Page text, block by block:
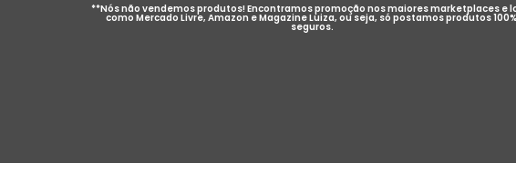
**Nós não vendemos produtos! Encontramos promoção nos maiores marketplaces e
como Mercado Livre, Amazon e Magazine Luiza, ou seja, só postamos produtos 100%
seguros.